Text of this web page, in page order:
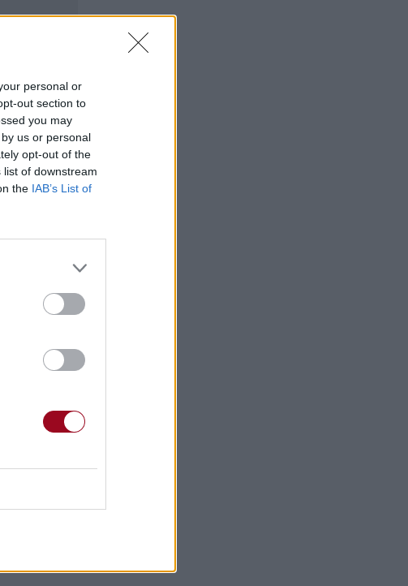
personal or
out section to
you may
us or personal
opt-out of the
of downstream
the IAB’s List of